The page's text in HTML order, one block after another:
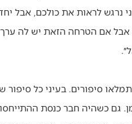
נרגש לראות את כולכם, אבל
שלכם. לא הייתם צריכים לטרוח, מה קרה? מלאו לי 90 שנה… אבל אם
סיפורים. בעיני כל סיפור
גם כשהיה חבר כנסת